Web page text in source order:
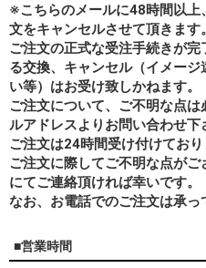
※こちらのメールに48時間以上
文をキャンセルさせて頂きます
ご注文の正式な受注手続きが
る交換、キャンセル（イメー
い等）はお受け致しかねます。
ご注文について、ご不明な点
ルアドレスよりお問い合わせ下
ご注文は24時間受け付けており
ご注文に際してご不明な点が
にてご連絡頂ければ幸いです。
なお、 お電話でのご注文は承っ
■営業時間